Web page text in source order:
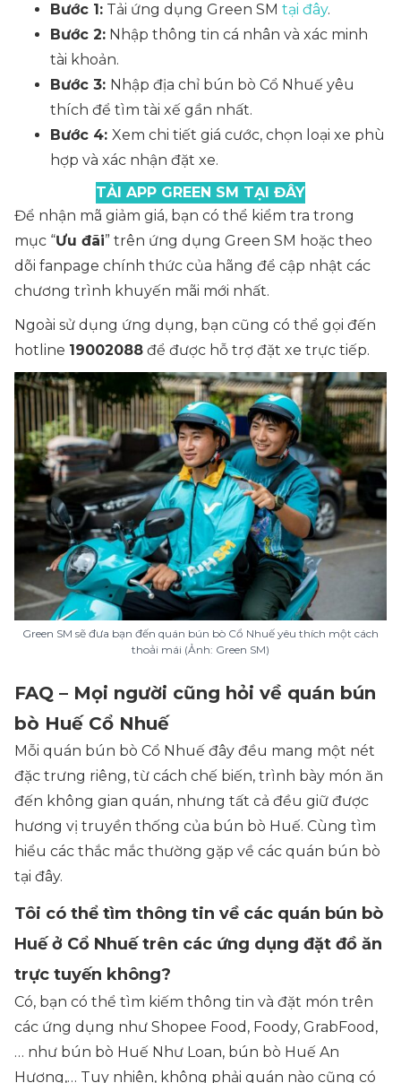
Bước 1: Tải ứng dụng Green SM tại đây.
Bước 2: Nhập thông tin cá nhân và xác minh
tài khoản.
Bước 3: Nhập địa chỉ bún bò Cổ Nhuế yêu
thích để tìm tài xế gần nhất.
Bước 4: Xem chi tiết giá cước, chọn loại xe phù
hợp và xác nhận đặt xe.
TẢI APP GREEN SM TẠI ĐÂY
Để nhận mã giảm giá, bạn có thể kiểm tra trong
mục “Ưu đãi” trên ứng dụng Green SM hoặc theo
dõi fanpage chính thức của hãng để cập nhật các
chương trình khuyến mãi mới nhất.
Ngoài sử dụng ứng dụng, bạn cũng có thể gọi đến
hotline 19002088 để được hỗ trợ đặt xe trực tiếp.
Green SM sẽ đưa bạn đến quán bún bò Cổ Nhuế yêu thích một cách
thoải mái (Ảnh: Green SM)
FAQ – Mọi người cũng hỏi về quán bún
bò Huế Cổ Nhuế
Mỗi quán bún bò Cổ Nhuế đây đều mang một nét
đặc trưng riêng, từ cách chế biến, trình bày món ăn
đến không gian quán, nhưng tất cả đều giữ được
hương vị truyền thống của bún bò Huế. Cùng tìm
hiểu các thắc mắc thường gặp về các quán bún bò
tại đây.
Tôi có thể tìm thông tin về các quán bún bò
Huế ở Cổ Nhuế trên các ứng dụng đặt đồ ăn
trực tuyến không?
Có, bạn có thể tìm kiếm thông tin và đặt món trên
các ứng dụng như Shopee Food, Foody, GrabFood,
… như bún bò Huế Như Loan, bún bò Huế An
Hương,… Tuy nhiên, không phải quán nào cũng có